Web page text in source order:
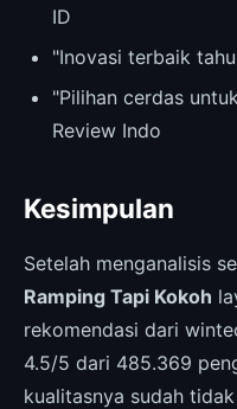
ID
"Inovasi terbaik
"Pilihan cerdas
Review Indo
Kesimpulan
Setelah menganalisis
Ramping Tapi Kokoh
rekomendasi dari
4.5/5 dari 485.369
kualitasnya sudah